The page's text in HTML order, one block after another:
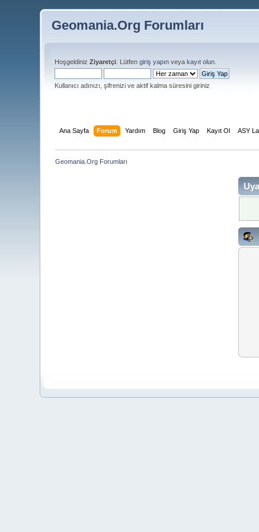
Geomania.Org Forumları
HoşgeldinizZiyaretçi . Lütfengiriş yapın veyakayıt olun
Kullanıcı adınızı, şifrenizi ve aktif kalma süresini giriniz
Ana Sayfa Forum Yardım Blog Giriş Yap Kayıt Ol ASY
Geomania.Org Forumları